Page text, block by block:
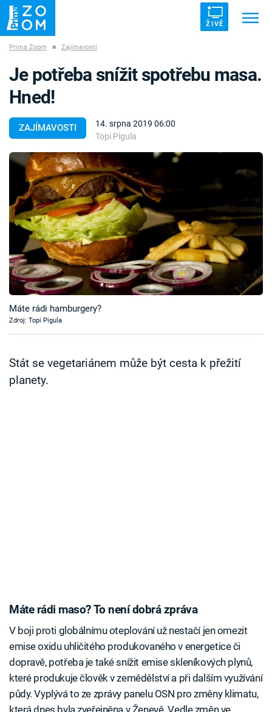
ŽIVĚ
ZÁHADY VETŘELCI DÁVNOVĚKU
Témata
Témata
Pořady
TV Program
Časopis
Sledujte prima+
Prima Zoom ■ Zajímavosti
ZAJÍMAVOSTI
14. srpna 2019 06:00
Topi Pigula
Je potřeba snížit spotřebu masa.
Hned!
Máte rádi hamburgery?
Zdroj: Topi Pigula
Stát se vegetariánem může být cesta k přežití
planety.
Máte rádi maso? To není dobrá zpráva
V boji proti globálnímu oteplování už nestačí jen omezit
emise oxidu uhličitého produkovaného v energetice či
dopravě, potřeba je také snížit emise skleníkových plynů,
které produkuje člověk v zemědělství a při dalším využívání
půdy. Vyplývá to ze zprávy panelu OSN pro změny klimatu,
která dnes byla zveřejněna v Ženevě. Vedle změn ve